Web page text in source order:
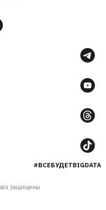
#ВСЕБУДЕТBIGDATA
защищены